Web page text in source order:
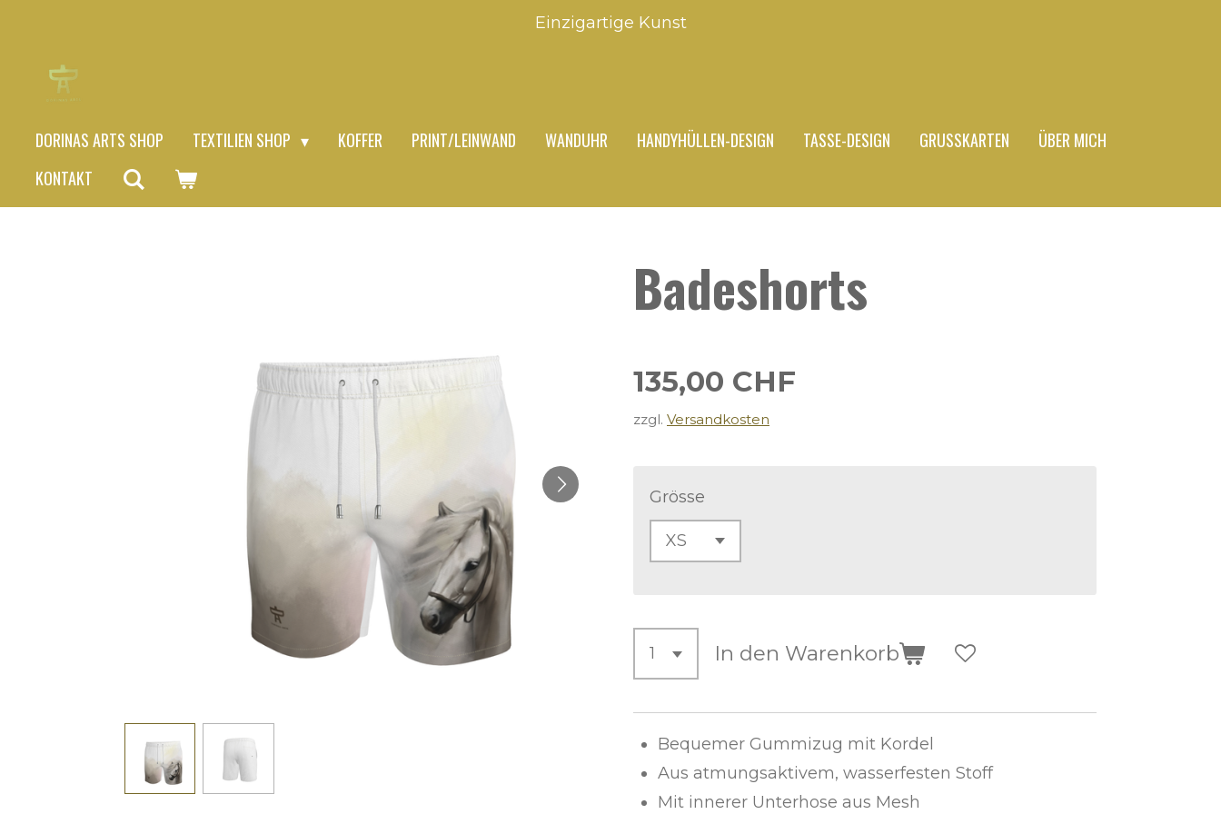
springen
Einzigartige Kunst
DORINAS ARTS SHOP TEXTILIEN SHOP KOFFER PRINT/LEINWAND WANDUHR HANDYHÜLLEN-DESIGN TASSE-DESIGN GRUSSKARTEN
ÜBER MICH
KONTAKT
Badeshorts
135,00 CHF
zzgl. Versandkosten
Grösse
In den Warenkorb
Bequemer Gummizug mit Kordel
Aus atmungsaktivem, wasserfesten Stoff
Mit innerer Unterhose aus Mesh